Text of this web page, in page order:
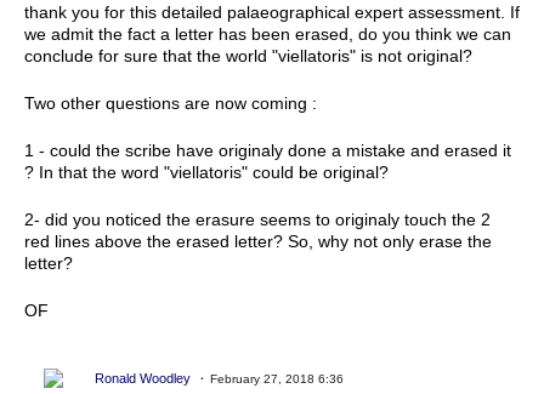
thank you for this detailed palaeographical expert assessment. If
we admit the fact a letter has been erased, do you think we can
conclude for sure that the world "viellatoris" is not original?
Two other questions are now coming :
1 - could the scribe have originaly done a mistake and erased it
? In that the word "viellatoris" could be original?
2- did you noticed the erasure seems to originaly touch the 2
red lines above the erased letter? So, why not only erase the
letter?
OF
Ronald Woodley February 27, 2018 6:36